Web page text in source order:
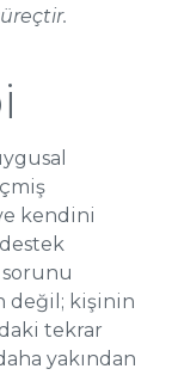
kendini
değil; kişinin
tekrar
yakından